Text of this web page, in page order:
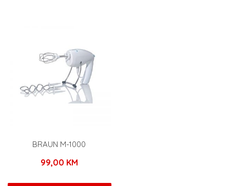
BRAUN M-1000
99,00 KM